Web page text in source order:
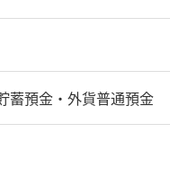
蓄預金・外貨普通預金